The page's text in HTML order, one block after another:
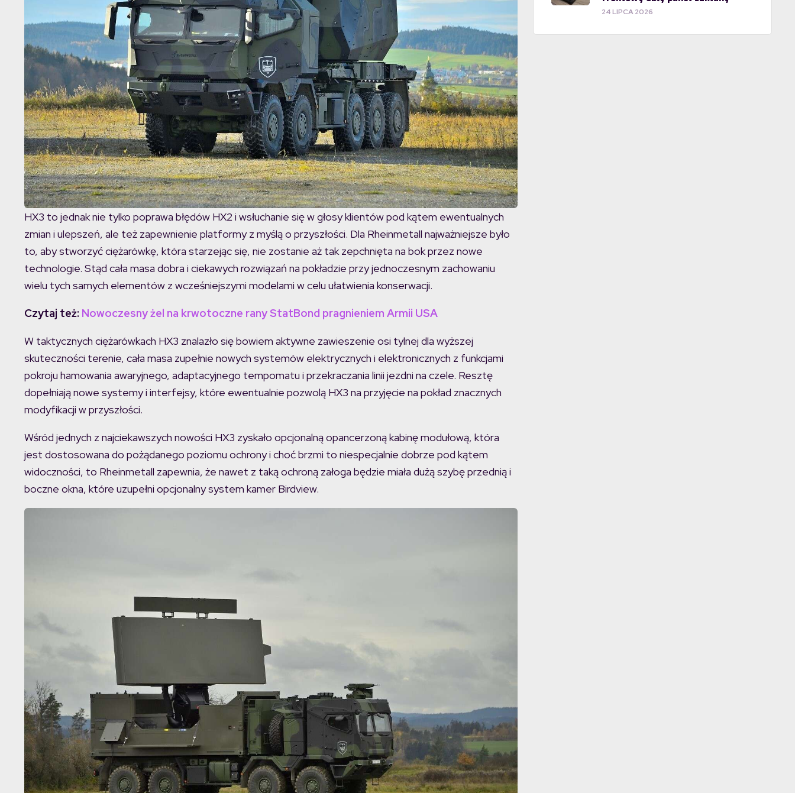
HX3 to jednak nie tylko poprawa błędów HX2 i wsłuchanie się w głosy klientów pod kątem ewentualnych
zmian i ulepszeń, ale też zapewnienie platformy z myślą o przyszłości. Dla Rheinmetall najważniejsze było
to, aby stworzyć ciężarówkę, która starzejąc się, nie zostanie aż tak zepchnięta na bok przez nowe
technologie. Stąd cała masa dobra i ciekawych rozwiązań na pokładzie przy jednoczesnym zachowaniu
wielu tych samych elementów z wcześniejszymi modelami w celu ułatwienia konserwacji.
Czytaj też: Nowoczesny żel na krwotoczne rany StatBond pragnieniem Armii USA
W taktycznych ciężarówkach HX3 znalazło się bowiem aktywne zawieszenie osi tylnej dla wyższej
skuteczności terenie, cała masa zupełnie nowych systemów elektrycznych i elektronicznych z funkcjami
pokroju hamowania awaryjnego, adaptacyjnego tempomatu i przekraczania linii jezdni na czele. Resztę
dopełniają nowe systemy i interfejsy, które ewentualnie pozwolą HX3 na przyjęcie na pokład znacznych
modyfikacji w przyszłości.
Wśród jednych z najciekawszych nowości HX3 zyskało opcjonalną opancerzoną kabinę modułową, która
jest dostosowana do pożądanego poziomu ochrony i choć brzmi to niespecjalnie dobrze pod kątem
widoczności, to Rheinmetall zapewnia, że nawet z taką ochroną załoga będzie miała dużą szybę przednią i
boczne okna, które uzupełni opcjonalny system kamer Birdview.
24 LIPCA 2026